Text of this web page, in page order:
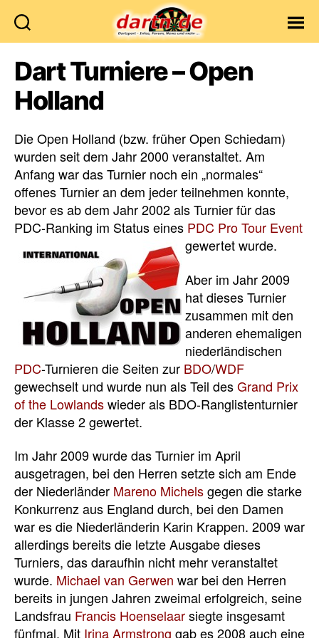
Dart Turniere – Open
Holland
Die Open Holland (bzw. früher Open Schiedam)
wurden seit dem Jahr 2000 veranstaltet. Am
Anfang war das Turnier noch ein „normales“
offenes Turnier an dem jeder teilnehmen konnte,
bevor es ab dem Jahr 2002 als Turnier für das
PDC-Ranking im Status eines PDC Pro Tour Event
gewertet wurde.
Aber im Jahr 2009
hat dieses Turnier
zusammen mit den
anderen ehemaligen
niederländischen
PDC-Turnieren die Seiten zur BDO/WDF
gewechselt und wurde nun als Teil desGrand Prix
of the Lowlandswieder als BDO-Ranglistenturnier
der Klasse 2 gewertet.
Im Jahr 2009 wurde das Turnier im April
ausgetragen, bei den Herren setzte sich am Ende
der Niederländer Mareno Michelsgegen die starke
Konkurrenz aus England durch, bei den Damen
war es die Niederländerin Karin Krappen. 2009 war
allerdings bereits die letzte Ausgabe dieses
Turniers, das daraufhin nicht mehr veranstaltet
wurde. Michael van Gerwen war bei den Herren
bereits in jungen Jahren zweimal erfolgreich, seine
Landsfrau Francis Hoenselaarsiegte insgesamt
fünfmal. Mit Irina Armstrong gab es 2008 auch eine